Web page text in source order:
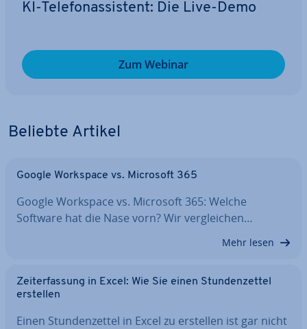
KI-Te­le­fon­as­sis­tent: Die Live-Demo
Zum Webinar
Beliebte Artikel
Google Workspace vs. Microsoft 365
Google Workspace vs. Microsoft 365: Welche
Software hat die Nase vorn? Wir ver­glei­chen…
Mehr lesen
Zeit­er­fas­sung in Excel: Wie Sie einen Stun­den­zet­tel
erstellen
Einen Stun­den­zet­tel in Excel zu erstellen ist gar nicht